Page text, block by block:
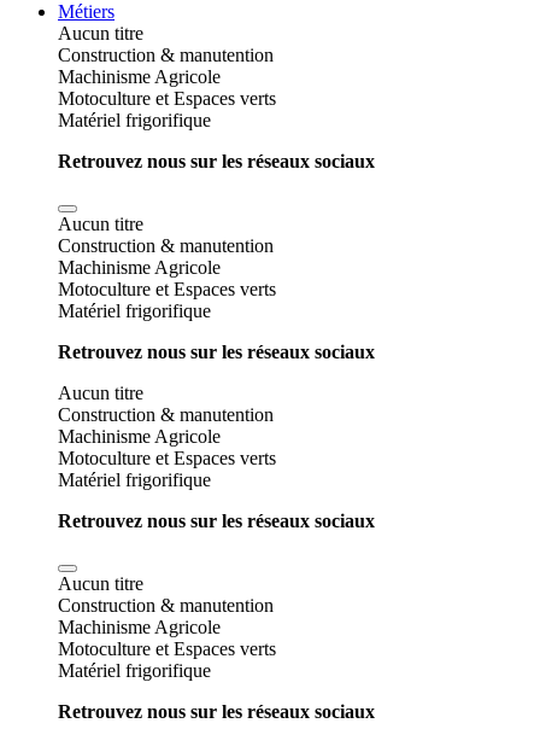
Métiers
Aucun titre
Construction & manutention
Machinisme Agricole
Motoculture et Espaces verts
Matériel frigorifique
Retrouvez nous sur les réseaux sociaux
Aucun titre
Construction & manutention
Machinisme Agricole
Motoculture et Espaces verts
Matériel frigorifique
Retrouvez nous sur les réseaux sociaux
Aucun titre
Construction & manutention
Machinisme Agricole
Motoculture et Espaces verts
Matériel frigorifique
Retrouvez nous sur les réseaux sociaux
Aucun titre
Construction & manutention
Machinisme Agricole
Motoculture et Espaces verts
Matériel frigorifique
Retrouvez nous sur les réseaux sociaux